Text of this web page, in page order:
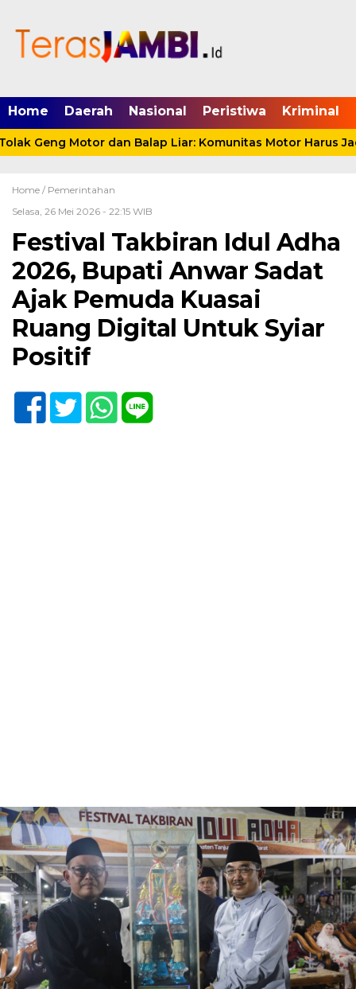
Home Daerah Nasional Peristiwa Kriminal
Geng Motor dan Balap Liar: Komunitas Motor Harus Jadi
Home / Pemerintahan
Selasa, 26 Mei 2026 - 22:15 WIB
Festival Takbiran Idul Adha
2026, Bupati Anwar Sadat
Ajak Pemuda Kuasai
Ruang Digital Untuk Syiar
Positif